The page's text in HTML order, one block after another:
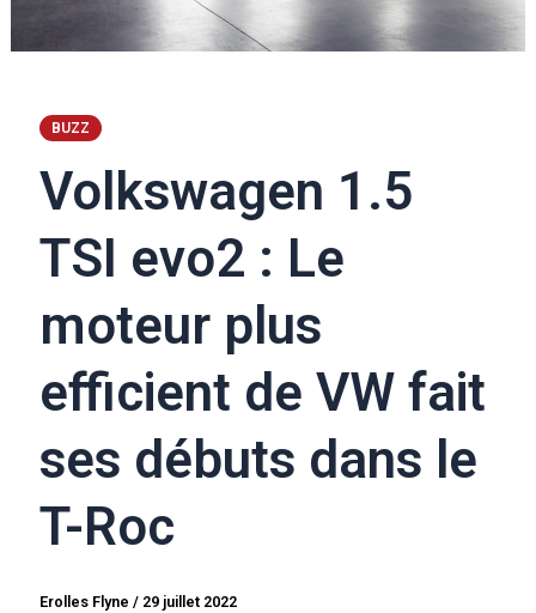
BUZZ
Volkswagen 1.5
TSI evo2 : Le
moteur plus
efficient de VW fait
ses débuts dans le
T-Roc
Erolles Flyne/ 29 juillet 2022